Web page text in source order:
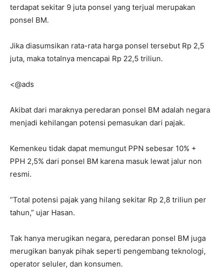
terdapat sekitar 9 juta ponsel yang terjual merupakan
ponsel BM.
Jika diasumsikan rata-rata harga ponsel tersebut Rp 2,5
juta, maka totalnya mencapai Rp 22,5 triliun.
<@ads
Akibat dari maraknya peredaran ponsel BM adalah negara
menjadi kehilangan potensi pemasukan dari pajak.
Kemenkeu tidak dapat memungut PPN sebesar 10% +
PPH 2,5% dari ponsel BM karena masuk lewat jalur non
resmi.
“Total potensi pajak yang hilang sekitar Rp 2,8 triliun per
tahun,” ujar Hasan.
Tak hanya merugikan negara, peredaran ponsel BM juga
merugikan banyak pihak seperti pengembang teknologi,
operator seluler, dan konsumen.